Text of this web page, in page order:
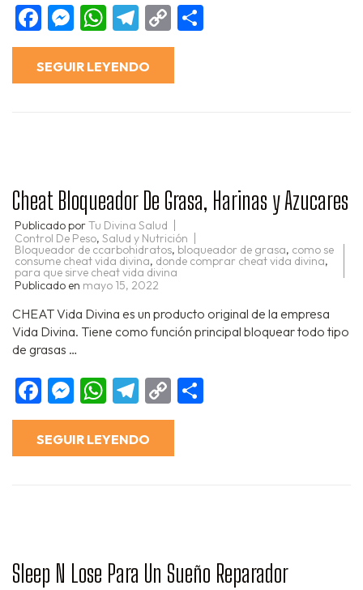
Facebook
Messenger
WhatsApp
Telegram
Copy
Link
SEGUIR LEYENDO
Cheat Bloqueador De Grasa, Harinas y Azucares
Publicado porTu Divina Salud
Control De Peso, Salud y Nutrición
Bloqueador de ccarbohidratos, bloqueador de grasa, como se
consume cheat vida divina, donde comprar cheat vida divina,
para que sirve cheat vida divina
Publicado en mayo 15, 2022
CHEAT Vida Divina es un producto original de la empresa
Vida Divina. Tiene como función principal bloquear todo tipo
de grasas …
Facebook
Messenger
WhatsApp
Telegram
Copy
Link
SEGUIR LEYENDO
Sleep N Lose Para Un Sueño Reparador